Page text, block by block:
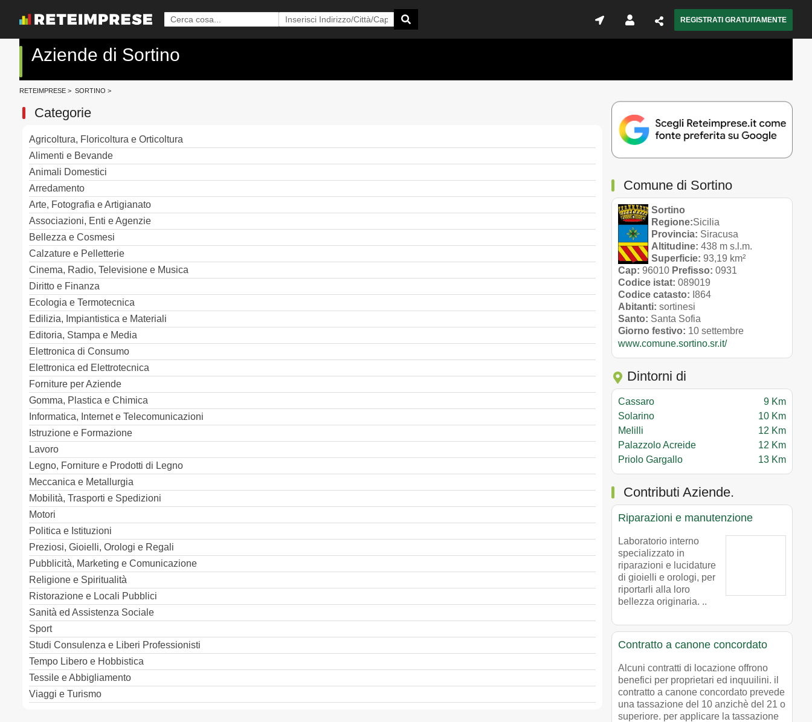
REGISTRATI GRATUITAMENTE
Aziende di Sortino
RETEIMPRESE > SORTINO >
Categorie
Agricoltura, Floricoltura e Orticoltura
Alimenti e Bevande
Animali Domestici
Arredamento
Arte, Fotografia e Artigianato
Associazioni, Enti e Agenzie
Bellezza e Cosmesi
Calzature e Pelletterie
Cinema, Radio, Televisione e Musica
Diritto e Finanza
Ecologia e Termotecnica
Edilizia, Impiantistica e Materiali
Editoria, Stampa e Media
Elettronica di Consumo
Elettronica ed Elettrotecnica
Forniture per Aziende
Gomma, Plastica e Chimica
Informatica, Internet e Telecomunicazioni
Istruzione e Formazione
Lavoro
Legno, Forniture e Prodotti di Legno
Meccanica e Metallurgia
Mobilità, Trasporti e Spedizioni
Motori
Politica e Istituzioni
Preziosi, Gioielli, Orologi e Regali
Pubblicità, Marketing e Comunicazione
Religione e Spiritualità
Ristorazione e Locali Pubblici
Sanità ed Assistenza Sociale
Sport
Studi Consulenza e Liberi Professionisti
Tempo Libero e Hobbistica
Tessile e Abbigliamento
Viaggi e Turismo
Comune di Sortino
Sortino
Regione:Sicilia
Provincia: Siracusa
Altitudine: 438 m s.l.m.
Superficie: 93,19 km²
Cap: 96010 Prefisso: 0931
Codice istat: 089019
Codice catasto: I864
Abitanti: sortinesi
Santo: Santa Sofia
Giorno festivo: 10 settembre
www.comune.sortino.sr.it/
Dintorni di
Cassaro
9 Km
Solarino
10 Km
Melilli
12 Km
Palazzolo Acreide
12 Km
Priolo Gargallo
13 Km
Contributi Aziende.
Riparazioni e manutenzione
Laboratorio interno
specializzato in
riparazioni e lucidature
di gioielli e orologi, per
riportarli alla loro
bellezza originaria. ..
Contratto a canone concordato
Alcuni contratti di locazione offrono
benefici per proprietari ed inquuilini. il
contratto a canone concordato prevede
una tassazione del 10 anzichè del 21 o
superiore. per applicare la tassazione